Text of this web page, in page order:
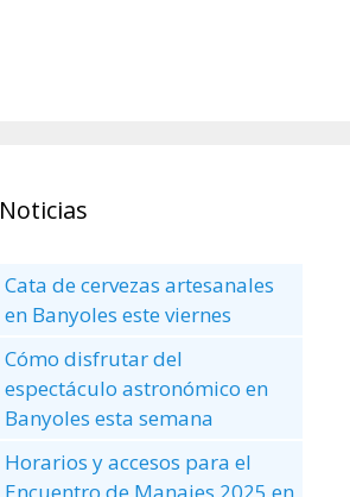
Noticias
Cata de cervezas artesanales
en Banyoles este viernes
Cómo disfrutar del
espectáculo astronómico en
Banyoles esta semana
Horarios y accesos para el